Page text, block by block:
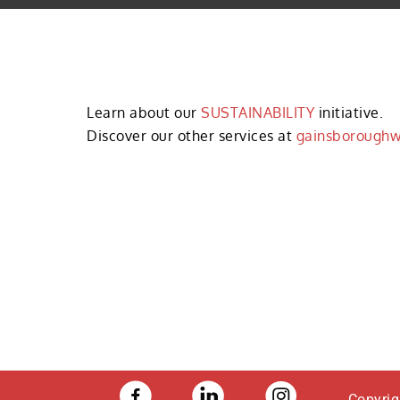
Learn about our SUSTAINABILITY initiative.
Discover our other services at